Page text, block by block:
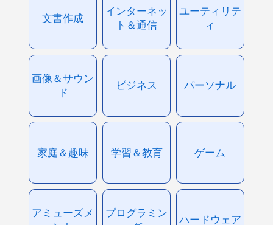
文書作成
インターネッ
ト＆通信
ユーティリテ
ィ
画像＆サウン
ド
ビジネス パーソナル
家庭＆趣味 学習＆教育 ゲーム
アミューズメ
プログラミン
ハードウェア